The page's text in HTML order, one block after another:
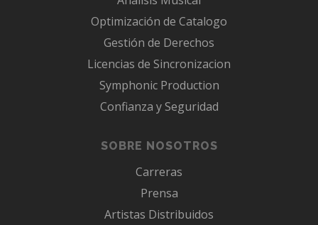
Optimización de Catalogo
Gestión de Derechos
Licencias de Sincronizacion
Symphonic Production
Confianza y Seguridad
SOBRE NOSOTROS
Carreras
Prensa
Artistas Distribuidos